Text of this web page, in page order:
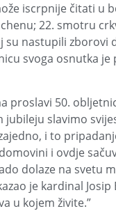
iscrpnije čitati u
22. smotru
su nastupili zborovi
svoga osnutka je
50.
jubileju slavimo
i to
i ovdje
dolaze na svetu
je kardinal Josip
u kojem živite.”